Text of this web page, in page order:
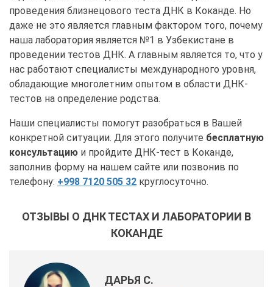
проведения близнецового теста ДНК в Коканде. Но
даже не это является главным фактором того, почему
наша лаборатория является №1 в Узбекистане в
проведении тестов ДНК. А главным является то, что у
нас работают специалисты международного уровня,
обладающие многолетним опытом в области ДНК-
тестов на определение родства.
Наши специалисты помогут разобраться в Вашей
конкретной ситуации. Для этого получите бесплатную
консультацию и пройдите ДНК-тест в Коканде,
заполнив форму на нашем сайте или позвонив по
телефону: +998 7120 505 32 круглосуточно.
ОТЗЫВЫ О ДНК ТЕСТАХ И ЛАБОРАТОРИИ В
КОКАНДЕ
ДАРЬЯ С.